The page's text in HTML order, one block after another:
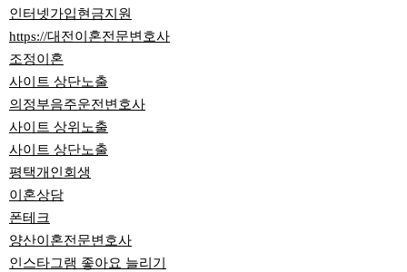
인터넷가입현금지원
https://대전이혼전문변호사
조정이혼
사이트 상단노출
의정부음주운전변호사
사이트 상위노출
사이트 상단노출
평택개인회생
이혼상담
폰테크
양산이혼전문변호사
인스타그램 좋아요 늘리기